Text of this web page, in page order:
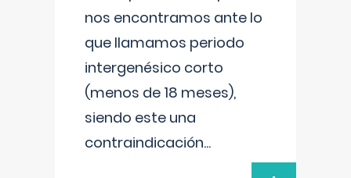
nos encontramos ante lo
que llamamos periodo
intergenésico corto
(menos de 18 meses),
siendo este una
contraindicación...